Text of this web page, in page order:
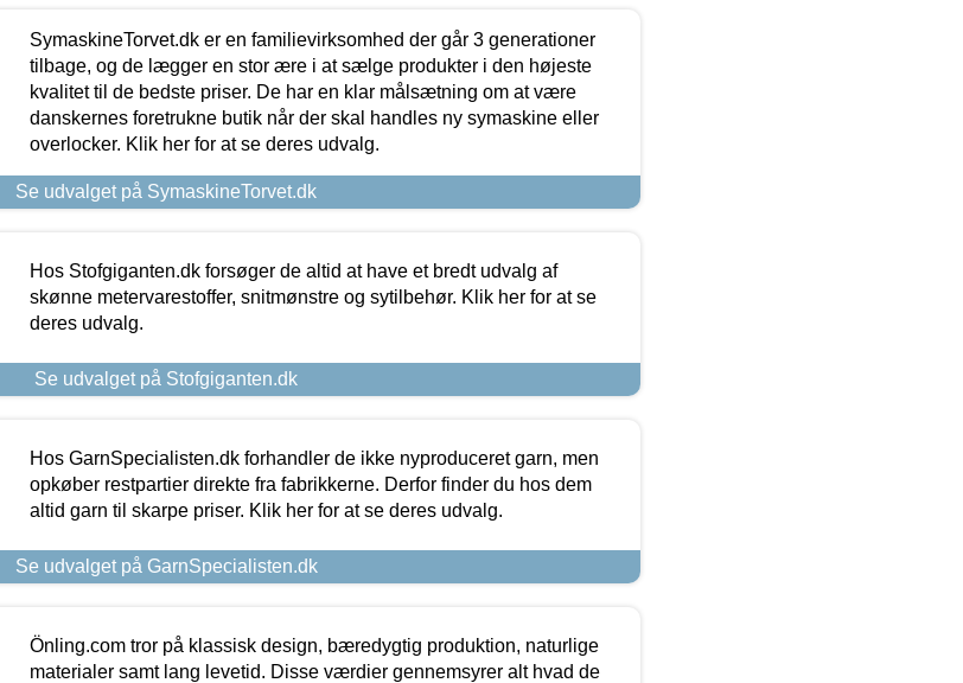
SymaskineTorvet.dk er en familievirksomhed der går 3 generationer
tilbage, og de lægger en stor ære i at sælge produkter i den højeste
kvalitet til de bedste priser. De har en klar målsætning om at være
danskernes foretrukne butik når der skal handles ny symaskine eller
overlocker. Klik her for at se deres udvalg.
Se udvalget på SymaskineTorvet.dk
Hos Stofgiganten.dk forsøger de altid at have et bredt udvalg af
skønne metervarestoffer, snitmønstre og sytilbehør. Klik her for at se
deres udvalg.
Se udvalget på Stofgiganten.dk
Hos GarnSpecialisten.dk forhandler de ikke nyproduceret garn, men
opkøber restpartier direkte fra fabrikkerne. Derfor finder du hos dem
altid garn til skarpe priser. Klik her for at se deres udvalg.
Se udvalget på GarnSpecialisten.dk
Önling.com tror på klassisk design, bæredygtig produktion, naturlige
materialer samt lang levetid. Disse værdier gennemsyrer alt hvad de